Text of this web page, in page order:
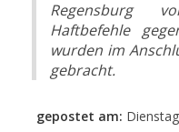
Regensburg
Haftbefehle
wurden im
gebracht.
gepostet am: